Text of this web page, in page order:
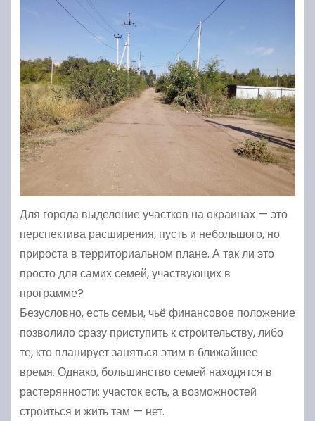
Для города выделение участков на окраинах — это
перспектива расширения, пусть и небольшого, но
прироста в территориальном плане. А так ли это
просто для самих семей, участвующих в
программе?
Безусловно, есть семьи, чьё финансовое положение
позволило сразу приступить к строительству, либо
те, кто планирует заняться этим в ближайшее
время. Однако, большинство семей находятся в
растерянности: участок есть, а возможностей
строиться и жить там — нет.